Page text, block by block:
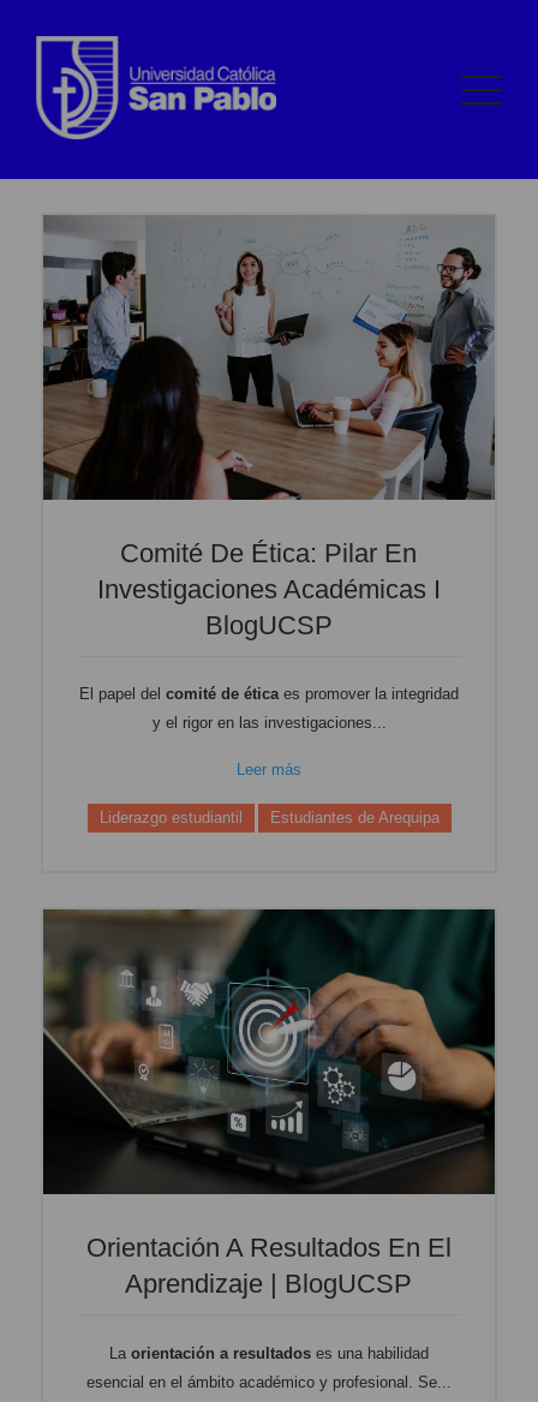
Comité De Ética: Pilar En
Investigaciones Académicas I
BlogUCSP
El papel del comité de éticaes promover la integridad
y el rigor en las investigaciones...
Leer más
Liderazgo estudiantil Estudiantes de Arequipa
Orientación A Resultados En El
Aprendizaje | BlogUCSP
La orientación a resultados es una habilidad
esencial en el ámbito académico y profesional. Se...